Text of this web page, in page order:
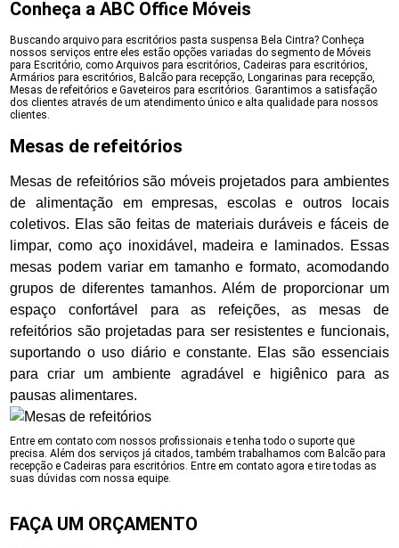
Conheça a ABC Office Móveis
Buscando arquivo para escritórios pasta suspensa Bela Cintra? Conheça
nossos serviços entre eles estão opções variadas do segmento de Móveis
para Escritório, como Arquivos para escritórios, Cadeiras para escritórios,
Armários para escritórios, Balcão para recepção, Longarinas para recepção,
Mesas de refeitórios e Gaveteiros para escritórios. Garantimos a satisfação
dos clientes através de um atendimento único e alta qualidade para nossos
clientes.
Mesas de refeitórios
Mesas de refeitórios são móveis projetados para ambientes
de alimentação em empresas, escolas e outros locais
coletivos. Elas são feitas de materiais duráveis e fáceis de
limpar, como aço inoxidável, madeira e laminados. Essas
mesas podem variar em tamanho e formato, acomodando
grupos de diferentes tamanhos. Além de proporcionar um
espaço confortável para as refeições, as mesas de
refeitórios são projetadas para ser resistentes e funcionais,
suportando o uso diário e constante. Elas são essenciais
para criar um ambiente agradável e higiênico para as
pausas alimentares.
Entre em contato com nossos profissionais e tenha todo o suporte que
precisa. Além dos serviços já citados, também trabalhamos com Balcão para
recepção e Cadeiras para escritórios. Entre em contato agora e tire todas as
suas dúvidas com nossa equipe.
FAÇA UM ORÇAMENTO